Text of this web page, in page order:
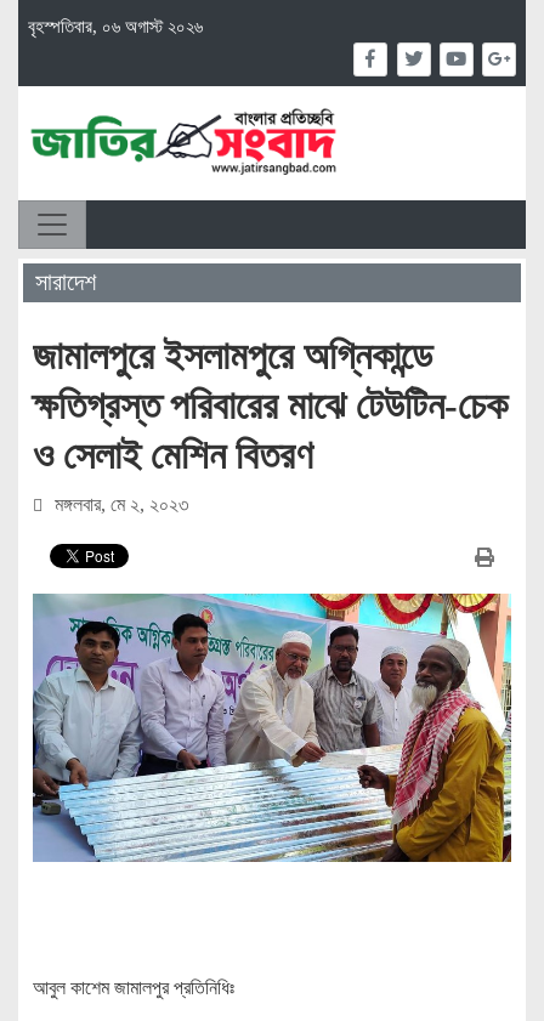
বৃহস্পতিবার, ০৬ অগাস্ট ২০২৬
সারাদেশ
জামালপুরে ইসলামপুরে অগ্নিকান্ডে
ক্ষতিগ্রস্ত পরিবারের মাঝে টেউটিন-চেক
ও সেলাই মেশিন বিতরণ
মঙ্গলবার, মে ২, ২০২৩
আবুল কাশেম জামালপুর প্রতিনিধিঃ